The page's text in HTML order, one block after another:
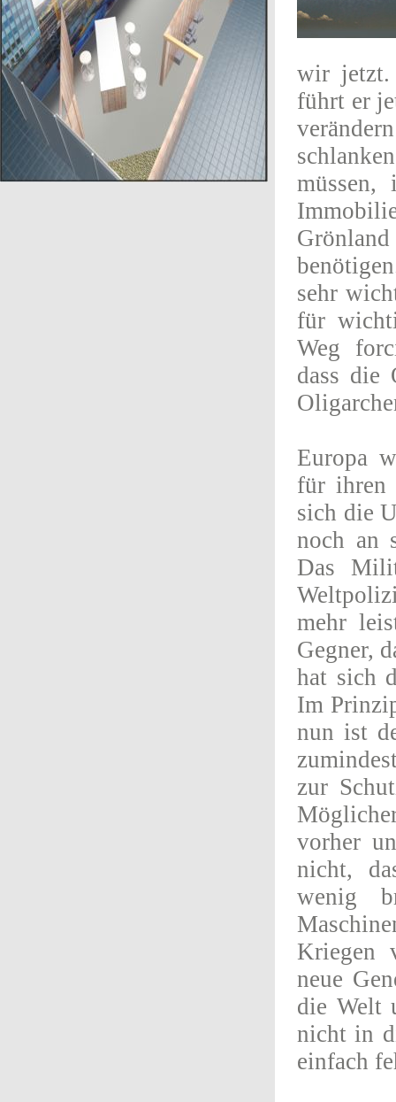
wir jetzt.
führt er
sehr
für
Weg
dass die
Europa
für ihren
sich die
noch an
Das
mehr
Gegner,
hat sich
Im
nun ist
zur
vorher
nicht,
wenig
Kriegen
neue
die Welt
nicht in
einfach